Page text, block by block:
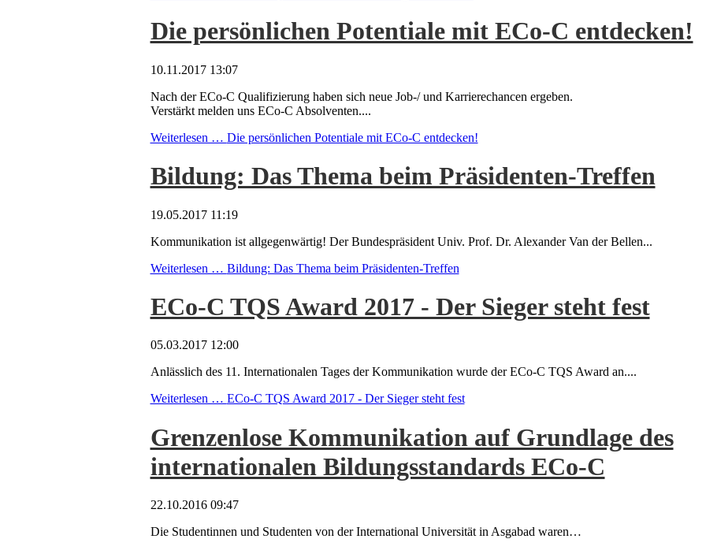
Die persönlichen Potentiale mit ECo-C entdecken!
10.11.2017 13:07
Nach der ECo-C Qualifizierung haben sich neue Job-/ und Karrierechancen ergeben.
Verstärkt melden uns ECo-C Absolventen....
Weiterlesen … Die persönlichen Potentiale mit ECo-C entdecken!
Bildung: Das Thema beim Präsidenten-Treffen
19.05.2017 11:19
Kommunikation ist allgegenwärtig! Der Bundespräsident Univ. Prof. Dr. Alexander Van der Bellen...
Weiterlesen … Bildung: Das Thema beim Präsidenten-Treffen
ECo-C TQS Award 2017 - Der Sieger steht fest
05.03.2017 12:00
Anlässlich des 11. Internationalen Tages der Kommunikation wurde der ECo-C TQS Award an....
Weiterlesen … ECo-C TQS Award 2017 - Der Sieger steht fest
Grenzenlose Kommunikation auf Grundlage des
internationalen Bildungsstandards ECo-C
22.10.2016 09:47
Die Studentinnen und Studenten von der International Universität in Asgabad waren…